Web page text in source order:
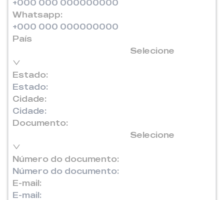
Whatsapp:
País
Selecione
Estado:
Cidade:
Documento:
Selecione
Número do documento:
E-mail: